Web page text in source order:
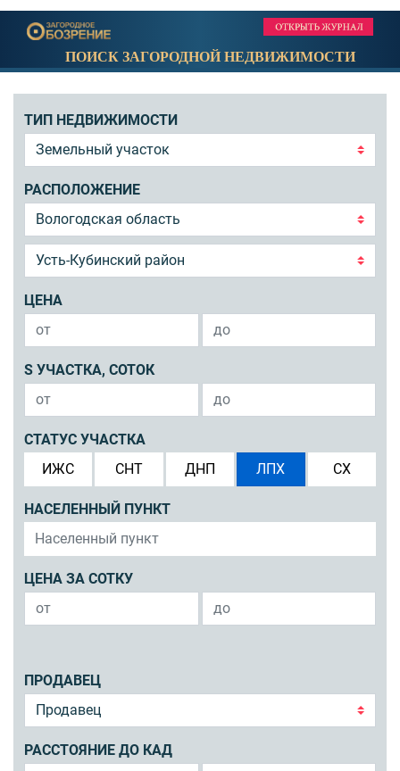
ПОИСК ЗАГОРОДНОЙ НЕДВИЖИМОСТИ
ТИП НЕДВИЖИМОСТИ
РАСПОЛОЖЕНИЕ
ЦЕНА
S УЧАСТКА, СОТОК
СТАТУС УЧАСТКА
ИЖС
СНТ ДНП ЛПХ СХ
НАСЕЛЕННЫЙ ПУНКТ
ЦЕНА ЗА СОТКУ
ПРОДАВЕЦ
РАССТОЯНИЕ ДО КАД